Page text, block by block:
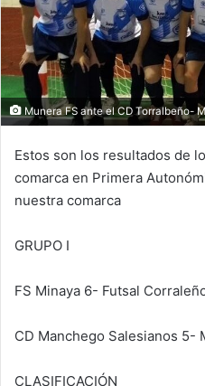
Munera FS ante el CD Torralbeño-
Estos son los resultados de
comarca en Primera
nuestra comarca
GRUPO I
FS Minaya 6- Futsal
CD Manchego Salesianos 5-
CLASIFICACIÓN